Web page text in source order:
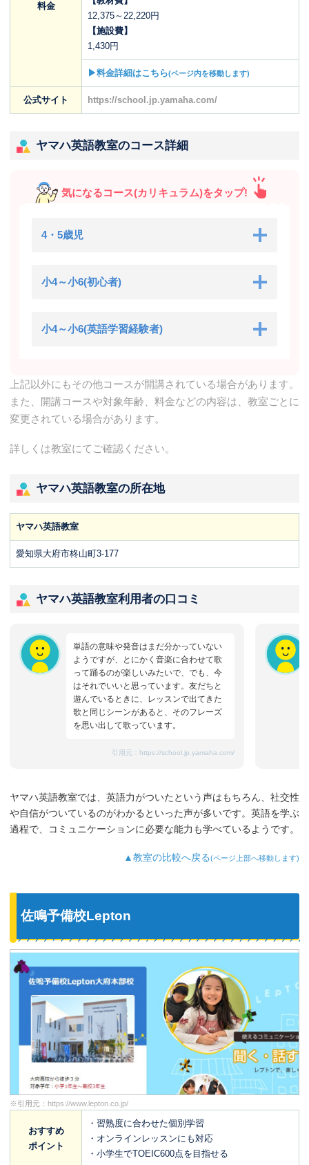
料金
12,375～22,220円
【施設費】
1,430円
▶料金詳細はこちら(ページ内を移動します)
公式サイト https://school.jp.yamaha.com/
ヤマハ英語教室のコース詳細
気になるコース(カリキュラム)をタップ!
4・5歳児
小4～小6(初心者)
小4～小6(英語学習経験者)
上記以外にもその他コースが開講されている場合があります。
また、開講コースや対象年齢、料金などの内容は、教室ごとに
変更されている場合があります。
詳しくは教室にてご確認ください。
ヤマハ英語教室の所在地
ヤマハ英語教室
愛知県大府市柊山町3-177
ヤマハ英語教室利用者の口コミ
単語の意味や発音はまだ分かっていない
ようですが、とにかく音楽に合わせて歌
って踊るのが楽しいみたいで、でも、今
はそれでいいと思っています。友だちと
遊んでいるときに、レッスンで出てきた
歌と同じシーンがあると、そのフレーズ
を思い出して歌っています。
引用元： https://school.jp.yamaha.com/
ヤマハ英語教室では、英語力がついたという声はもちろん、社交性
や自信がついているのがわかるといった声が多いです。英語を学ぶ
過程で、コミュニケーションに必要な能力も学べているようです。
▲教室の比較へ戻る(ページ上部へ移動します)
佐鳴予備校Lepton
※引用元： https://www.lepton.co.jp/
おすすめ
ポイント
・習熟度に合わせた個別学習
・オンラインレッスンにも対応
・小学生でTOEIC600点を目指せる